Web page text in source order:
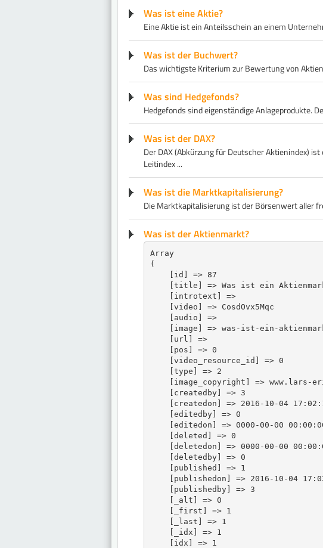
Was ist eine Aktie?
Eine Aktie ist ein Anteilsschein an einem
Was ist der Buchwert?
Das wichtigste Kriterium zur Bewertung von
Was sind Hedgefonds?
Hedgefonds sind eigenständige Anlageprodukte.
Was ist der DAX?
Der DAX (Abkürzung für Deutscher Aktienindex)
Leitindex ...
Was ist die Marktkapitalisierung?
​Die Marktkapitalisierung ist der Börsenwert aller
Was ist der Aktienmarkt?
Array
(
    [id] => 87
[title] => Was ist ein
    [introtext] =>
    [video] => CosdOvx5Mqc
    [audio] =>
[image] => was-ist-ein-
    [url] =>
    [pos] => 0
    [video_resource_id] => 0
    [type] => 2
[image_copyright] => www.lars-
    [createdby] => 3
[createdon] => 2016-10-04
    [editedby] => 0
[editedon] => 0000-00-00
    [deleted] => 0
[deletedon] => 0000-00-00
    [deletedby] => 0
    [published] => 1
[publishedon] => 2016-10-04
    [publishedby] => 3
    [_alt] => 0
    [_first] => 1
    [_last] => 1
    [_idx] => 1
    [idx] => 1